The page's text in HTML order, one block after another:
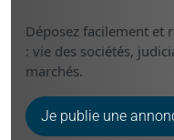
Déposez facilement et
: vie des sociétés,
marchés.
Je publie une